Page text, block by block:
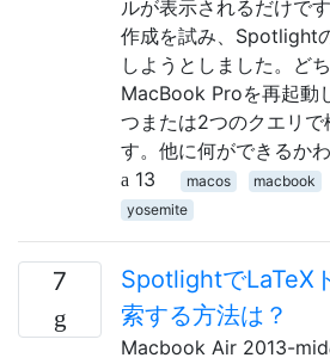
ルが表示されるだけで
作成を試み、Spotlight
しようとしました。ど
MacBook Proを再起動
つまたは2つのクエリで
す。他に何ができるかわ
13
macos macbook
yosemite
7
SpotlightでLaTeX
索する方法は？
Macbook Air 2013-mid